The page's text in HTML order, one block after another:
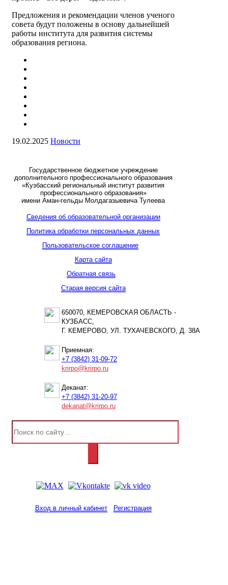
Предложения и рекомендации членов ученого
совета будут положены в основу дальнейшей
работы института для развития системы
образования региона.
19.02.2025 Новости
Государственное бюджетное учреждение
дополнительного профессионального образования
«Кузбасский региональный институт развития
профессионального образования»
имени Аман-гельды Молдагазыевича Тулеева
Сведения об образовательной организации
Политика обработки персональных данных
Пользовательское соглашение
Карта сайта
Обратная связь
Старая версия сайта
650070, КЕМЕРОВСКАЯ ОБЛАСТЬ -
КУЗБАСС,
Г. КЕМЕРОВО, УЛ. ТУХАЧЕВСКОГО, Д. 38А
Приемная:
+7 (3842) 31-09-72
krirpo@krirpo.ru
Деканат:
+7 (3842) 31-20-97
dekanat@krirpo.ru
Вход в личный кабинет Регистрация